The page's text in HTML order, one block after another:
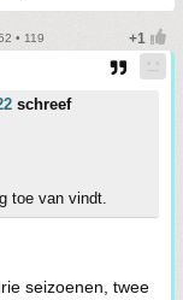
• 119
schreef
toe van vindt.
seizoenen, twee